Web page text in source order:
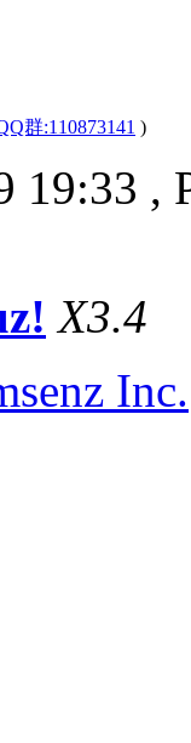
群:110873141 )
19:33 ,
X3.4
Inc.